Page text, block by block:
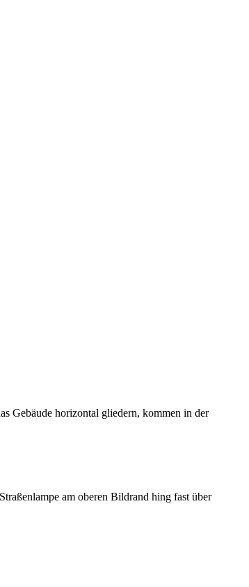
Gebäude horizontal gliedern, kommen in der
am oberen Bildrand hing fast über